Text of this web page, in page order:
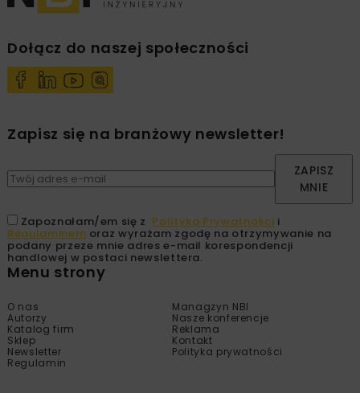
Dołącz do naszej społeczności
Zapisz się na branżowy newsletter!
ZAPISZ
MNIE
Zapoznałam/em się z Polityką Prywatności i
Regulaminem oraz wyrażam zgodę na otrzymywanie na
podany przeze mnie adres e-mail korespondencji
handlowej w postaci newslettera.
Menu strony
O nas
Managzyn NBI
Autorzy
Nasze konferencje
Katalog firm
Reklama
Sklep
Kontakt
Newsletter
Polityka prywatności
Regulamin